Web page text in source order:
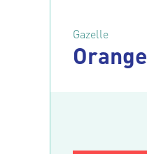
Gazelle
Orange